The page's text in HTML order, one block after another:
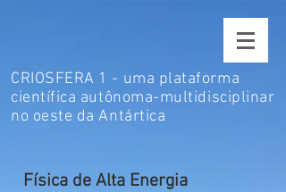
CRIOSFERA 1 - uma plataforma
científica autônoma-multidisciplinar
no oeste da Antártica
Física de Alta Energia